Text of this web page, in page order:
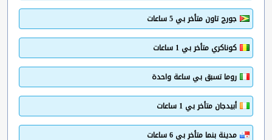
جورج تاون متأخر بي 5 ساعات
كوناكري متأخر بي 1 ساعات
روما تسبق بي ساعة واحدة
أبيدجان متأخر بي 1 ساعات
مدينة بنما متأخر بي 6 ساعات